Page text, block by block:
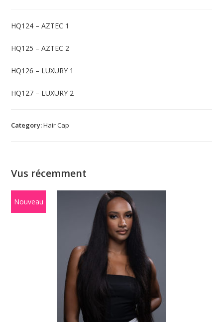
HQ124 – AZTEC 1
HQ125 – AZTEC 2
HQ126 – LUXURY 1
HQ127 – LUXURY 2
Category:Hair Cap
Vus récemment
Nouveau